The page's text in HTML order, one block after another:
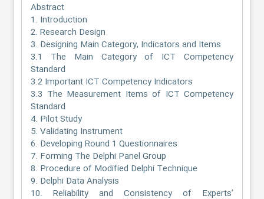
Abstract
1. Introduction
2. Research Design
3. Designing Main Category, Indicators and Items
3.1 The Main Category of ICT Competency
Standard
3.2 Important ICT Competency Indicators
3.3 The Measurement Items of ICT Competency
Standard
4. Pilot Study
5. Validating Instrument
6. Developing Round 1 Questionnaires
7. Forming The Delphi Panel Group
8. Procedure of Modified Delphi Technique
9. Delphi Data Analysis
10. Reliability and Consistency of Experts’